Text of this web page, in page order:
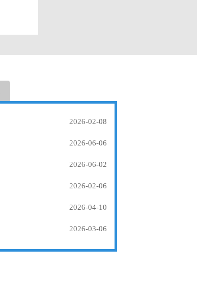
2026-02-08
2026-06-06
2026-06-02
2026-02-06
2026-04-10
2026-03-06